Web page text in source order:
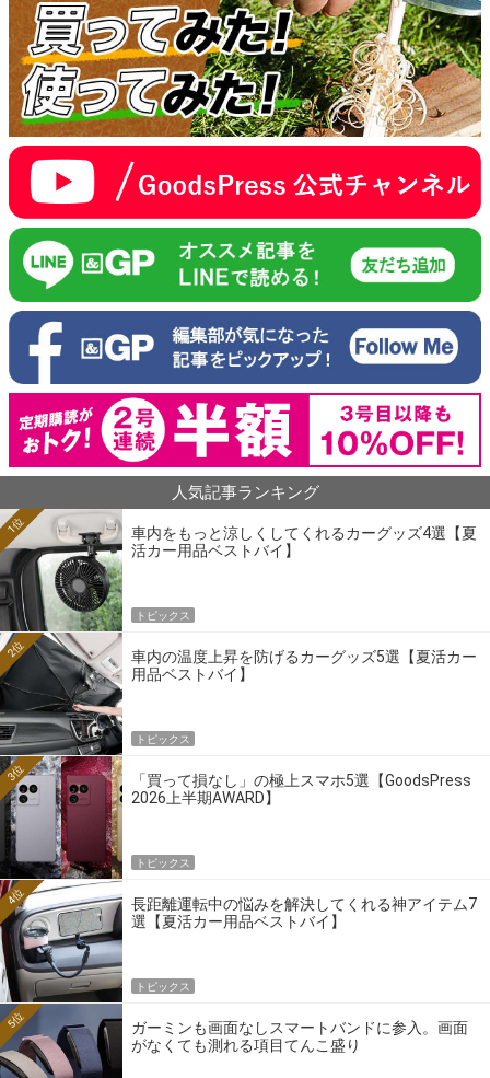
人気記事ランキング
車内をもっと涼しくしてくれるカーグッズ4選【夏
活カー用品ベストバイ】
1位
トピックス
車内の温度上昇を防げるカーグッズ5選【夏活カー
用品ベストバイ】
2位
トピックス
「買って損なし」の極上スマホ5選【GoodsPress
2026上半期AWARD】
3位
トピックス
長距離運転中の悩みを解決してくれる神アイテム7
選【夏活カー用品ベストバイ】
4位
トピックス
ガーミンも画面なしスマートバンドに参入。画面
がなくても測れる項目てんこ盛り
5位